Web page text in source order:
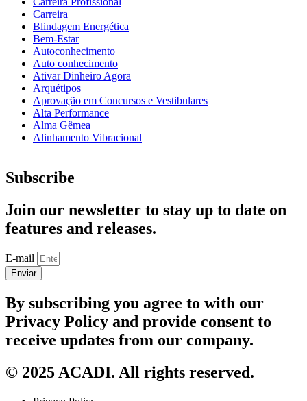
Carreira
Blindagem Energética
Bem-Estar
Autoconhecimento
Auto conhecimento
Ativar Dinheiro Agora
Arquétipos
Aprovação em Concursos e Vestibulares
Alta Performance
Alma Gêmea
Alinhamento Vibracional
Subscribe
Join our newsletter to stay up to date on
features and releases.
E-mail
Enviar
By subscribing you agree to with our
Privacy Policy and provide consent to
receive updates from our company.
© 2025 ACADI. All rights reserved.